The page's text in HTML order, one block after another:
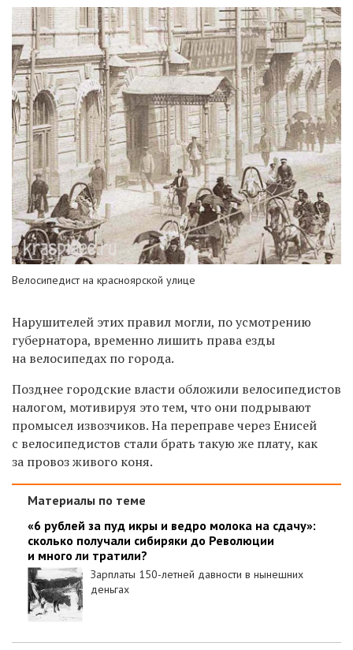
Велосипедист на красноярской улице
Нарушителей этих правил могли, по усмотрению
губернатора, временно лишить права езды
на велосипедах по города.
Позднее городские власти обложили велосипедистов
налогом, мотивируя это тем, что они подрывают
промысел извозчиков. На переправе через Енисей
с велосипедистов стали брать такую же плату, как
за провоз живого коня.
Материалы по теме
«6 рублей за пуд икры и ведро молока на сдачу»:
сколько получали сибиряки до Революции
и много ли тратили?
Зарплаты 150-летней давности в нынешних
деньгах